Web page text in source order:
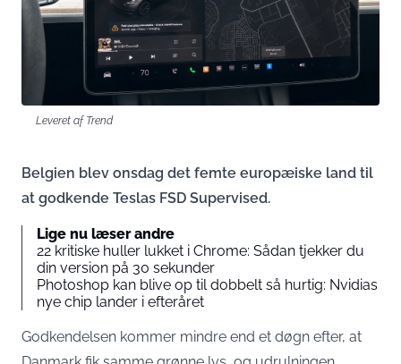
Leveret af Trend
Belgien blev onsdag det femte europæiske land til
at godkende Teslas FSD Supervised.
Lige nu læser andre
22 kritiske huller lukket i Chrome: Sådan tjekker du
din version på 30 sekunder
Photoshop kan blive op til dobbelt så hurtig: Nvidias
nye chip lander i efteråret
Godkendelsen kommer mindre end et døgn efter, at